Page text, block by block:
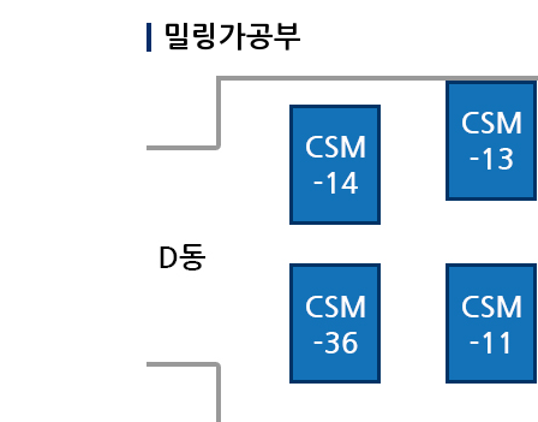
밀링가공부